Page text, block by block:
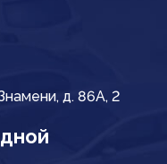
д. 86А, 2